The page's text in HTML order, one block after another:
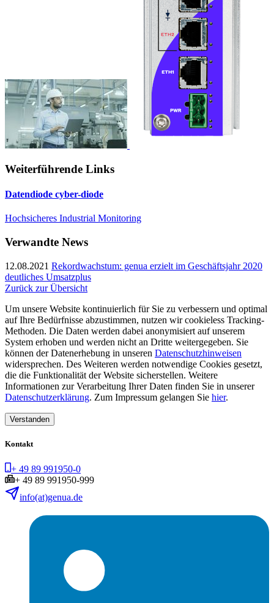
Weiterführende Links
Datendiode cyber-diode
Hochsicheres Industrial Monitoring
Verwandte News
12.08.2021 Rekordwachstum: genua erzielt im Geschäftsjahr 2020
deutliches Umsatzplus
Zurück zur Übersicht
Um unsere Website kontinuierlich für Sie zu verbessern und optimal
auf Ihre Bedürfnisse abzustimmen, nutzen wir cookieless Tracking-
Methoden. Die Daten werden dabei anonymisiert auf unserem
System erhoben und werden nicht an Dritte weitergegeben. Sie
können der Datenerhebung in unseren Datenschutzhinweisen
widersprechen. Des Weiteren werden notwendige Cookies gesetzt,
die die Funktionalität der Website sicherstellen. Weitere
Informationen zur Verarbeitung Ihrer Daten finden Sie in unserer
Datenschutzerklärung. Zum Impressum gelangen Sie hier.
Verstanden
Kontakt
+ 49 89 991950-0
+ 49 89 991950-999
info(at)genua.de